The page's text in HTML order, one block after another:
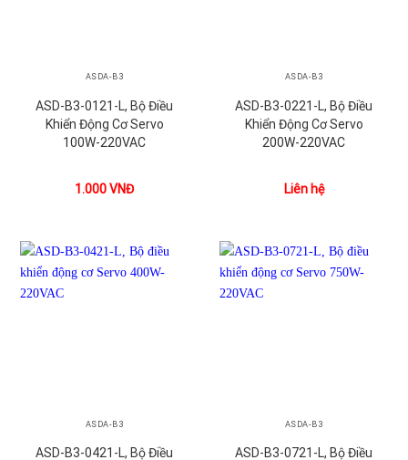
ASDA-B3
ASD-B3-0121-L, Bộ Điều
Khiển Động Cơ Servo
100W-220VAC
1.000VNĐ
ASDA-B3
ASD-B3-0221-L, Bộ Điều
Khiển Động Cơ Servo
200W-220VAC
Liên hệ
ASDA-B3
ASD-B3-0421-L, Bộ Điều
ASDA-B3
ASD-B3-0721-L, Bộ Điều